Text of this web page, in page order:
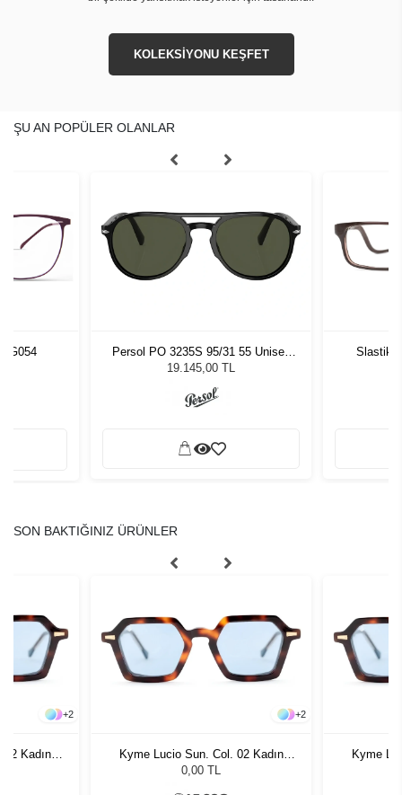
KOLEKSİYONU KEŞFET
ŞU AN POPÜLER OLANLAR
Persol PO 3235S 95/31 55 Unisex
Güneş Gözlüğü
19.145,00 TL
Slastik
SON BAKTIĞINIZ ÜRÜNLER
+2
Kadın
+2
Kyme Lucio Sun. Col. 02 Kadın
Güneş Gözlüğü
0,00 TL
Kyme